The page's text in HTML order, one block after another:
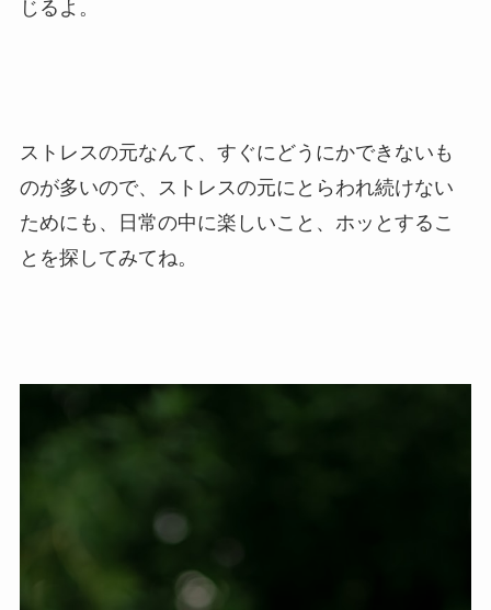
じるよ。
ストレスの元なんて、すぐにどうにかできないも
のが多いので、ストレスの元にとらわれ続けない
ためにも、日常の中に楽しいこと、ホッとするこ
とを探してみてね。